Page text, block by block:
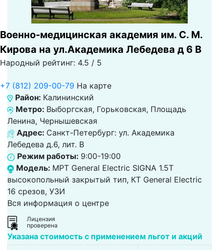
Военно-медицинская академия им. С. М.
Кирова на ул.Академика Лебедева д 6 В
Народный рейтинг: 4.5 / 5
+7 (812) 209-00-79 На карте
Район: Калининский
Метро: Выборгская, Горьковская, Площадь
Ленина, Чернышевская
Адрес: Санкт-Петербург: ул. Академика
Лебедева д.6, лит. В
Режим работы: 9:00-19:00
Модель: МРТ General Electric SIGNA 1.5T
высокопольный закрытый тип, КТ General Electric
16 срезов, УЗИ
Вся информация о центре
Лицензия
проверена
Указана стоимость с применением льгот и акций